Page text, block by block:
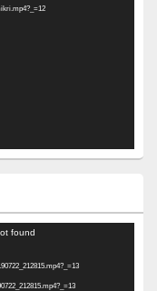
found